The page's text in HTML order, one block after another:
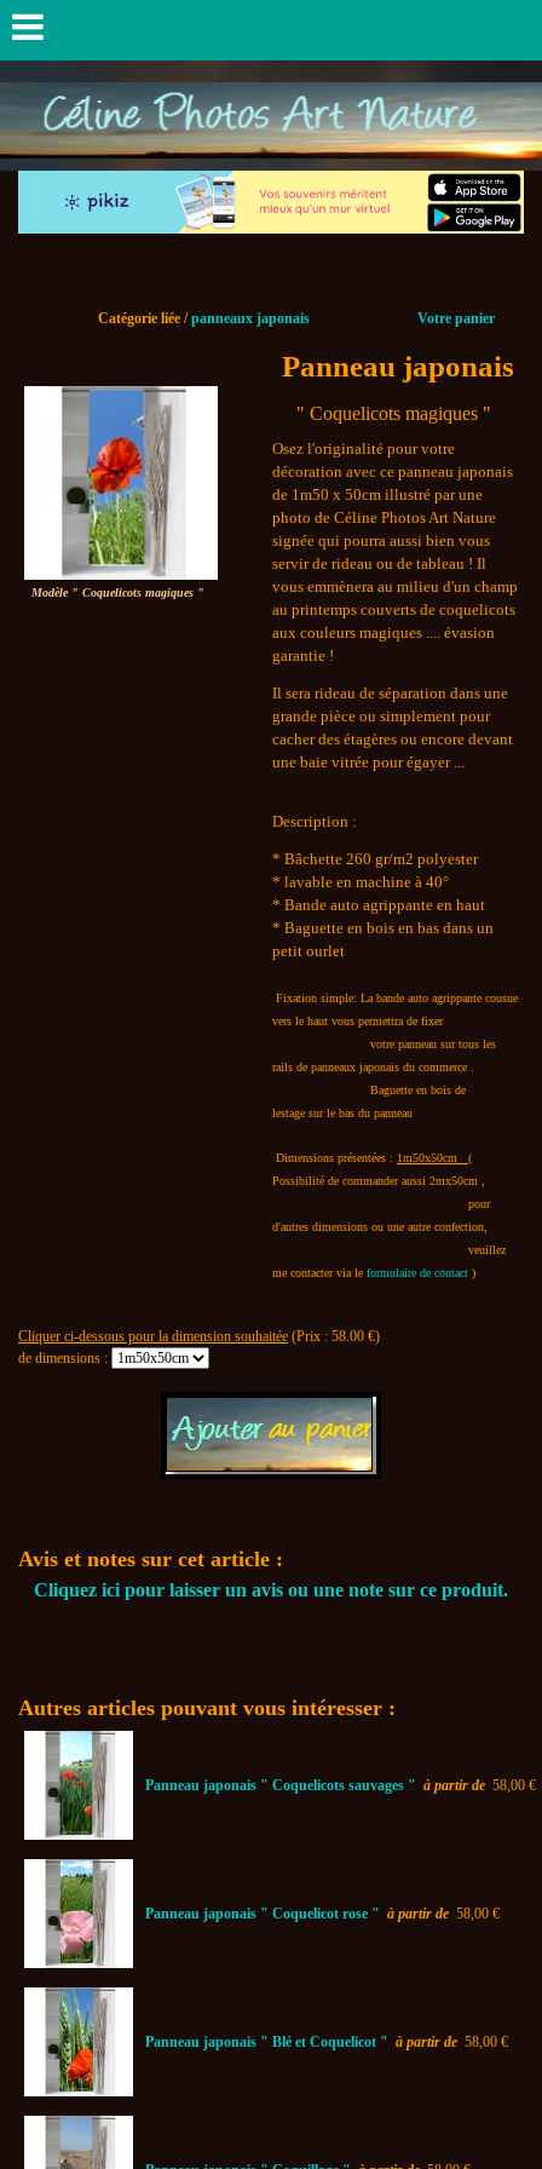
Catégorie liée /panneaux japonais Votre panier
Modèle " Coquelicots magiques "
Panneau japonais
" Coquelicots magiques "
Osez l'originalité pour votre
décoration avec ce panneau japonais
de 1m50 x 50cm illustré par une
photo de Céline Photos Art Nature
signée qui pourra aussi bien vous
servir de rideau ou de tableau ! Il
vous emmènera au milieu d'un champ
au printemps couverts de coquelicots
aux couleurs magiques .... évasion
garantie !
Il sera rideau de séparation dans une
grande pièce ou simplement pour
cacher des étagères ou encore devant
une baie vitrée pour égayer ...
Description :
* Bâchette 260 gr/m2 polyester
* lavable en machine à 40°
* Bande auto agrippante en haut
* Baguette en bois en bas dans un
petit ourlet
Fixation simple: La bande auto agrippante cousue
vers le haut vous permettra de fixer
votre panneau sur tous les
rails de panneaux japonais du commerce .
Baguette en bois de
lestage sur le bas du panneau
Dimensions présentées : 1m50x50cm (
Possibilité de commander aussi 2mx50cm ,
pour
d'autres dimensions ou une autre confection,
veuillez
me contacter via le formulaire de contact )
Cliquer ci-dessous pour la dimension souhaitée (Prix : 58.00 €)
de dimensions :
Avis et notes sur cet article :
Cliquez ici pour laisser un avis ou une note sur ce produit.
Autres articles pouvant vous intéresser :
Panneau japonais " Coquelicots sauvages " à partir de 58,00 €
Panneau japonais " Coquelicot rose " à partir de 58,00 €
Panneau japonais " Blé et Coquelicot " à partir de 58,00 €